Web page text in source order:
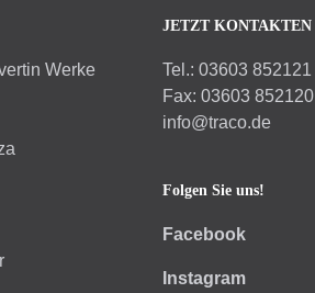
Werke
JETZT KONTAKTEN
Tel.: 03603 852121
Fax: 03603 852120
info@traco.de
Folgen Sie uns!
Facebook
Instagram